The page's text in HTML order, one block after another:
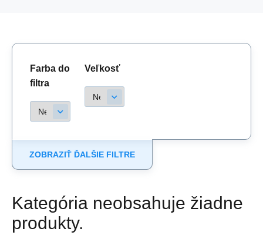
Farba do
filtra
Veľkosť
ZOBRAZIŤ ĎALŠIE FILTRE
Kategória neobsahuje žiadne
produkty.